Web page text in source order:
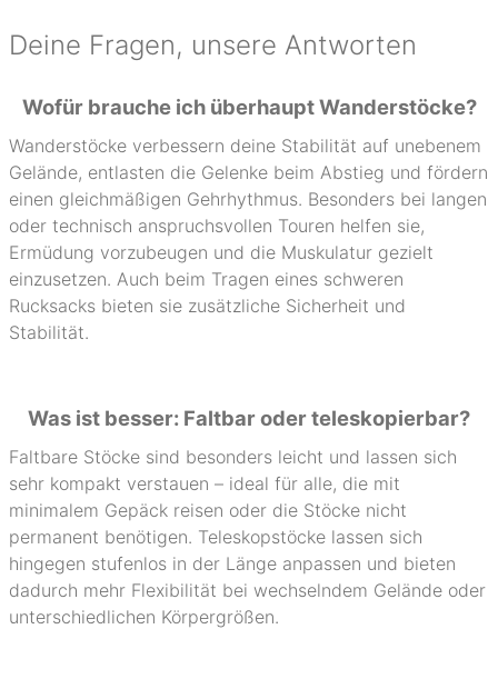
Deine Fragen, unsere Antworten
Wofür brauche ich überhaupt Wanderstöcke?
Wanderstöcke verbessern deine Stabilität auf unebenem
Gelände, entlasten die Gelenke beim Abstieg und fördern
einen gleichmäßigen Gehrhythmus. Besonders bei langen
oder technisch anspruchsvollen Touren helfen sie,
Ermüdung vorzubeugen und die Muskulatur gezielt
einzusetzen. Auch beim Tragen eines schweren
Rucksacks bieten sie zusätzliche Sicherheit und
Stabilität.
Was ist besser: Faltbar oder teleskopierbar?
Faltbare Stöcke sind besonders leicht und lassen sich
sehr kompakt verstauen – ideal für alle, die mit
minimalem Gepäck reisen oder die Stöcke nicht
permanent benötigen. Teleskopstöcke lassen sich
hingegen stufenlos in der Länge anpassen und bieten
dadurch mehr Flexibilität bei wechselndem Gelände oder
unterschiedlichen Körpergrößen.